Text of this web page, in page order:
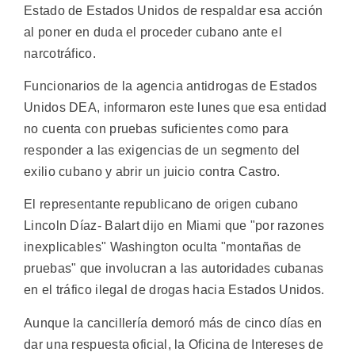
Estado de Estados Unidos de respaldar esa acción
al poner en duda el proceder cubano ante el
narcotráfico.
Funcionarios de la agencia antidrogas de Estados
Unidos DEA, informaron este lunes que esa entidad
no cuenta con pruebas suficientes como para
responder a las exigencias de un segmento del
exilio cubano y abrir un juicio contra Castro.
El representante republicano de origen cubano
Lincoln Díaz- Balart dijo en Miami que "por razones
inexplicables" Washington oculta "montañas de
pruebas" que involucran a las autoridades cubanas
en el tráfico ilegal de drogas hacia Estados Unidos.
Aunque la cancillería demoró más de cinco días en
dar una respuesta oficial, la Oficina de Intereses de